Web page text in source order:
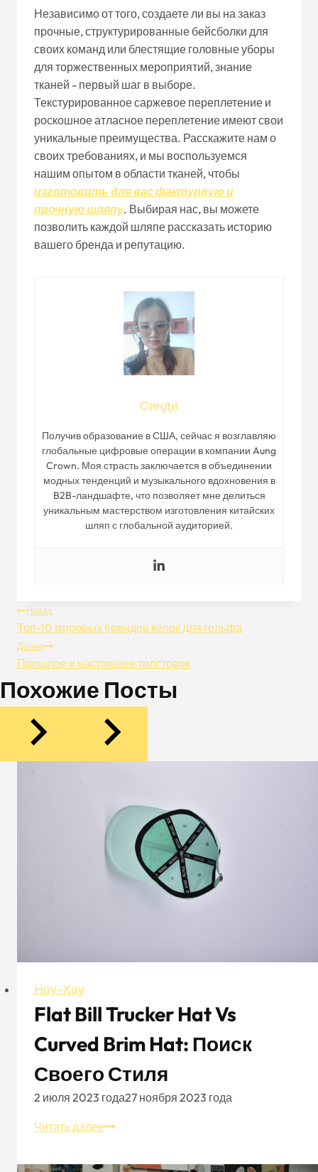
Независимо от того, создаете ли вы на заказ
прочные, структурированные бейсболки для
своих команд или блестящие головные уборы
для торжественных мероприятий, знание
тканей - первый шаг в выборе.
Текстурированное саржевое переплетение и
роскошное атласное переплетение имеют свои
уникальные преимущества. Расскажите нам о
своих требованиях, и мы воспользуемся
нашим опытом в области тканей, чтобы
изготовить для вас фактурную и
прочную шляпу. Выбирая нас, вы можете
позволить каждой шляпе рассказать историю
вашего бренда и репутацию.
Синди
Получив образование в США, сейчас я возглавляю
глобальные цифровые операции в компании Aung
Crown. Моя страсть заключается в объединении
модных тенденций и музыкального вдохновения в
B2B-ландшафте, что позволяет мне делиться
уникальным мастерством изготовления китайских
шляп с глобальной аудиторией.
Навигация
По
Записям
Назад
Топ-10 мировых брендов кепок для гольфа
Далее
Прошлое и настоящее толстовок
Похожие Посты
Ноу-Хау
Flat Bill Trucker Hat Vs
Curved Brim Hat: Поиск
Своего Стиля
2 июля 2023 года27 ноября 2023 года
Читать далееFlat
Trucker